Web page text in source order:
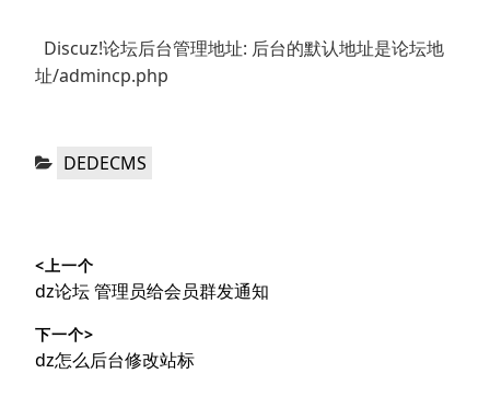
Discuz!论坛后台管理地址: 后台的默认地址是论坛地
址/admincp.php
分
DEDECMS
章
导
航
<上一个
上
文
章：
dz论坛 管理员给会员群发通知
下一个>
下
dz怎么后台修改站标